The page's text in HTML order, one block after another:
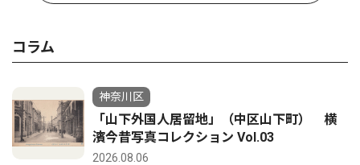
コラム
神奈川区
「山下外国人居留地」（中区山下町） 横
濱今昔写真コレクション Vol.03
2026.08.06